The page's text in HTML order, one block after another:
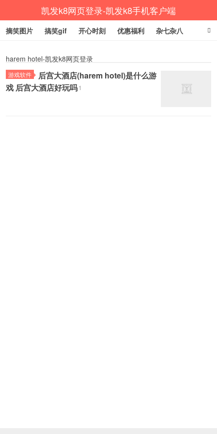
凯发k8网页登录-凯发k8手机客户端
摘笑图片 搞笑gif 开心时刻 优惠福利 杂七杂八
harem hotel-凯发k8网页登录
游戏软件
后宫大酒店(harem hotel)是什么游
戏 后宫大酒店好玩吗1